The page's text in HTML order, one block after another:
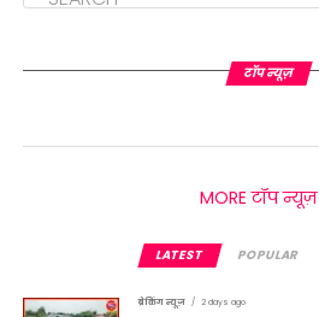
टॉप न्यूज़
MORE टॉप न्यूज़
LATEST POPULAR
ब्रेकिंग न्यूज़ 2 days ago